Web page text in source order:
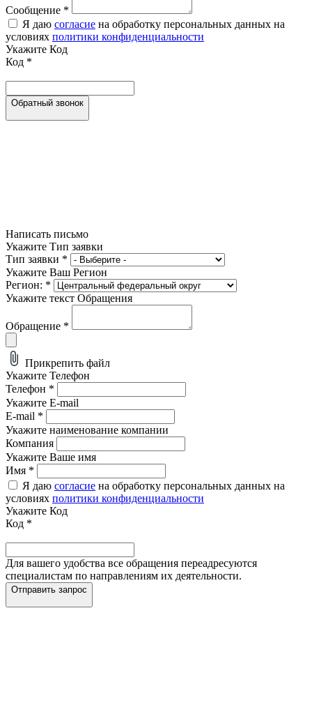
Сообщение *
Я даю согласие на обработку персональных данных на
условиях политики конфиденциальности
Укажите Код
Код *
Обратный звонок
Написать письмо
Укажите Тип заявки
Тип заявки *
Укажите Ваш Регион
Регион: *
Укажите текст Обращения
Обращение *
Прикрепить файл
Укажите Телефон
Телефон *
Укажите E-mail
E-mail *
Укажите наименование компании
Компания
Укажите Ваше имя
Имя *
Я даю согласие на обработку персональных данных на
условиях политики конфиденциальности
Укажите Код
Код *
Для вашего удобства все обращения переадресуются
специалистам по направлениям их деятельности.
Отправить запрос